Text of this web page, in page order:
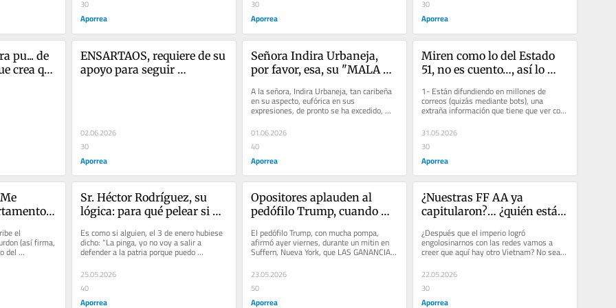
30
Aporrea
30
Aporrea
30
Aporrea
pu... de
crea que
ENSARTAOS, requiere de su
apoyo para seguir
02.06.2026
30
Aporrea
Señora Indira Urbaneja,
por favor, esa, su "MALA
destrozado el alma…
A la señora, Indira Urbaneja, tan caribeña
en su aspecto, eufórica en sus
expresiones, de pronto se ha excedido,
perdiendo todo comedimiento en sus...
01.06.2026
40
Aporrea
Miren como lo del Estado
51, no es cuento…, así lo
Departament
1- Están difundiendo en millones de
correos (quizás mediante bots), una
extraña información que tiene que ver con
el fulano estado número 51 de...
31.05.2026
30
Aporrea
el
(así firma,
del
por
Sr. Héctor Rodríguez, su
lógica: para qué pelear si EE
poder bélico. Derrotados
nosotros sin remedio?…
Es como si alguien, el 3 de enero hubiese
dicho: "La pinga, yo no voy a salir a
defender a la patria porque puedo
INMOLARME". RECUERDE Sr....
25.05.2026
40
Aporrea
Opositores aplauden al
pedófilo Trump, cuando
todo el petróleo de
Venezuela…
El pedófilo Trump, con mucha pompa,
afirmó ayer viernes, durante un mitin en
Suffern, Nueva York, que LAS GANANCIAS
OBTENIDAS POR WASHINGTON A...
23.05.2026
50
Aporrea
¿Nuestras FF AA ya
capitularon?… ¿quién está
celular por un fusil? No
sean tan farsantes!
¿Después que el imperio logró
engolosinarnos con las redes vamos a
creer que aquí hay otro Vietnam? No sean
tan pendejos!!! Marco Rubio se lo dijo...
22.05.2026
30
Aporrea